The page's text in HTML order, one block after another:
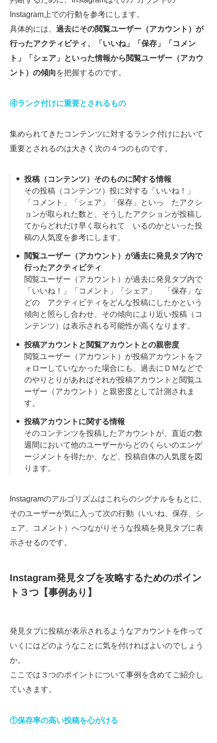
Instagram上での行動を参考にします。
具体的には、 過去にその閲覧ユーザー（アカウント）が
行ったアクティビティ、「いいね」「保存」「コメン
ト」「シェア」といった情報から閲覧ユーザー（アカウ
ント）の傾向 を把握するのです。
④ランク付けに重要とされるもの
集められてきたコンテンツに対するランク付けにおいて
重要とされるのは大きく次の４つのものです。
投稿（コンテンツ）そのものに関する情報
その投稿（コンテンツ）投に対する「いいね！」
「コメント」「シェア」「保存」といっ たアクシ
ョンが取られた数と、そうしたアクションが投稿し
てからどれだけ早く取られて いるのかといった投
稿の人気度を参考にします。
閲覧ユーザー（アカウント）が過去に発見タブ内で
行ったアクティビティ
閲覧ユーザー（アカウント）が過去に発見タブ内で
「いいね！」「コメント」「シェア」 「保存」な
どの アクティビティをどんな投稿にしたかという
傾向と照らし合わせ、その傾向により近い投稿（コ
ンテンツ）は表示される可能性が高くなります。
投稿アカウントと閲覧アカウントとの親密度
閲覧ユーザー（アカウント）が投稿アカウントをフ
ォローしていなかった場合にも、過去にＤＭなどで
のやりとりがあればそれが投稿アカウントと閲覧ユ
ーザー（アカウント）と親密度として計測されま
す。
投稿アカウントに関する情報
そのコンテンツを投稿したアカウントが、直近の数
週間において他のユーザーからどのくらいのエンゲ
ージメントを得たか、など、投稿自体の人気度を図
ります。
Instagramのアルゴリズムはこれらのシグナルをもとに、
そのユーザーが気に入って次の行動（いいね、保存、シ
ェア、コメント）へつながりそうな投稿を発見タブに表
示させるのです。
Instagram発見タブを攻略するためのポイン
ト３つ【事例あり】
発見タブに投稿が表示されるようなアカウントを作って
いくにはどのようなことに気を付ければよいのでしょう
か。
ここでは３つのポイントについて事例を含めてご紹介し
ていきます。
①保存率の高い投稿を心がける